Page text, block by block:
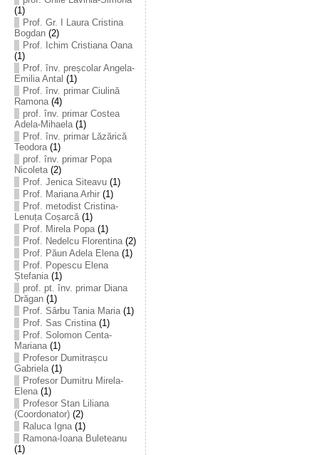
(1)
Prof. Gr. I Laura Cristina
Bogdan(2)
Prof. Ichim Cristiana Oana
(1)
Prof. înv. preșcolar Angela-
Emilia Antal (1)
Prof. înv. primar Ciulină
Ramona(4)
prof. înv. primar Costea
Adela-Mihaela(1)
Prof. înv. primar Lăzărică
Teodora(1)
prof. înv. primar Popa
Nicoleta(2)
Prof. Jenica Siteavu(1)
Prof. Mariana Arhir(1)
Prof. metodist Cristina-
Lenuța Coșarcă(1)
Prof. Mirela Popa(1)
Prof. Nedelcu Florentina(2)
Prof. Păun Adela Elena(1)
Prof. Popescu Elena
Ștefania(1)
prof. pt. înv. primar Diana
Drăgan(1)
Prof. Sârbu Tania Maria(1)
Prof. Sas Cristina(1)
Prof. Solomon Centa-
Mariana(1)
Profesor Dumitrașcu
Gabriela(1)
Profesor Dumitru Mirela-
Elena(1)
Profesor Stan Liliana
(Coordonator)(2)
Raluca Igna(1)
Ramona-Ioana Buleteanu
(1)